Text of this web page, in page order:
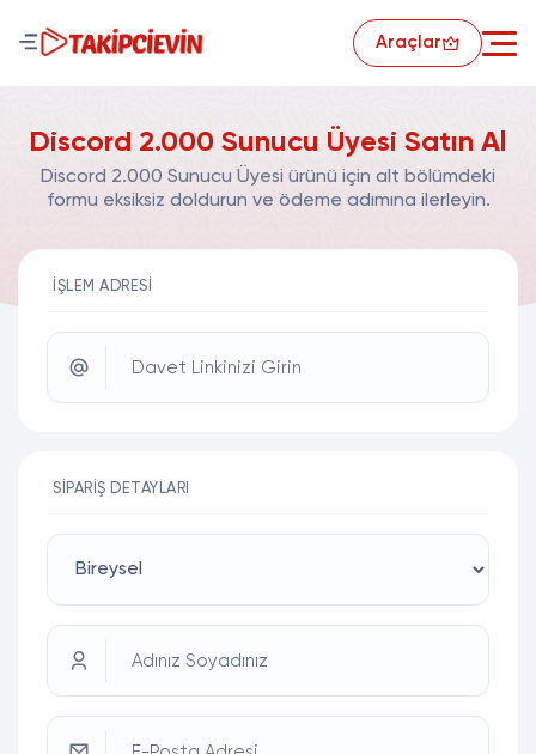
Araçlar
Discord 2.000 Sunucu Üyesi Satın Al
Discord 2.000 Sunucu Üyesi ürünü için alt bölümdeki
formu eksiksiz doldurun ve ödeme adımına ilerleyin.
İŞLEM ADRESI
Davet Linkinizi Girin
SIPARIŞ DETAYLARI
Adınız Soyadınız